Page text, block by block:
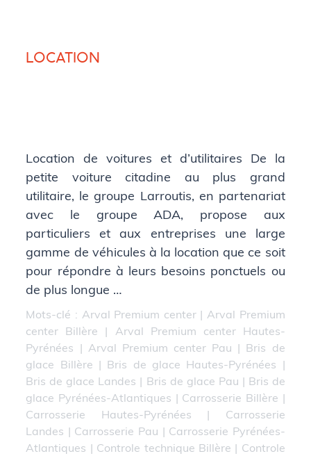
LOCATION
Location de voitures et d’utilitaires De la
petite voiture citadine au plus grand
utilitaire, le groupe Larroutis, en partenariat
avec le groupe ADA, propose aux
particuliers et aux entreprises une large
gamme de véhicules à la location que ce soit
pour répondre à leurs besoins ponctuels ou
de plus longue …
Mots-clé : Arval Premium center| Arval Premium
center Billère | Arval Premium center Hautes-
Pyrénées | Arval Premium center Pau | Bris de
glace Billère | Bris de glace Hautes-Pyrénées |
Bris de glace Landes | Bris de glace Pau | Bris de
glace Pyrénées-Atlantiques | Carrosserie Billère |
Carrosserie Hautes-Pyrénées | Carrosserie
Landes | Carrosserie Pau | Carrosserie Pyrénées-
Atlantiques | Controle technique Billère | Controle